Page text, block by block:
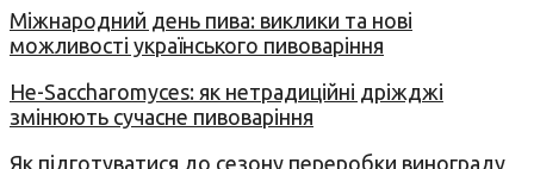
Міжнародний день пива: виклики та нові
можливості українського пивоваріння
Не-Saccharomyces: як нетрадиційні дріжджі
змінюють сучасне пивоваріння
Як підготуватися до сезону переробки винограду